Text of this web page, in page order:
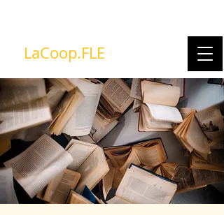
LaCoop.FLE